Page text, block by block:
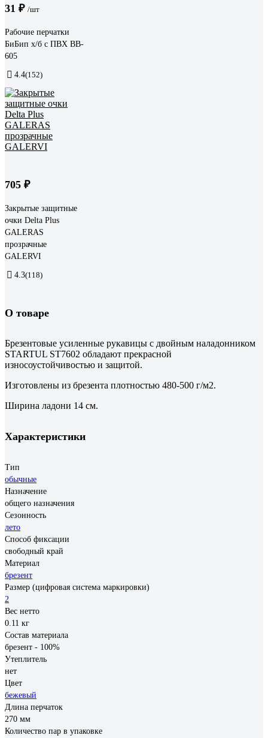
31 ₽ /шт
Рабочие перчатки
БиБип х/б с ПВХ BB-
605
4.4(152)
705 ₽
Закрытые защитные
очки Delta Plus
GALERAS
прозрачные
GALERVI
4.3(118)
О товаре
Брезентовые усиленные рукавицы с двойным наладонником
STARTUL ST7602 обладают прекрасной
износоустойчивостью и защитой.
Изготовлены из брезента плотностью 480-500 г/м2.
Ширина ладони 14 см.
Характеристики
Тип
обычные
Назначение
общего назначения
Сезонность
лето
Способ фиксации
свободный край
Материал
брезент
Размер (цифровая система маркировки)
2
Вес нетто
0.11 кг
Состав материала
брезент - 100%
Утеплитель
нет
Цвет
бежевый
Длина перчаток
270 мм
Количество пар в упаковке